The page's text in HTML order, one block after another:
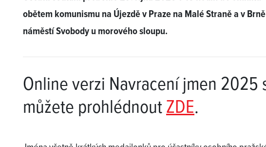
obětem komunismu na Újezdě v Praze na Malé Straně a v
náměstí Svobody u morového sloupu.
Online verzi Navracení jmen 2025
můžete prohlédnoutZDE.